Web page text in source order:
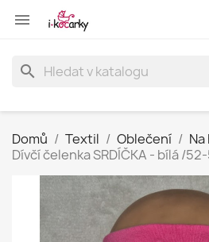

search
Domů Textil Oblečení
Dívčí čelenka SRDÍČKA - bílá /